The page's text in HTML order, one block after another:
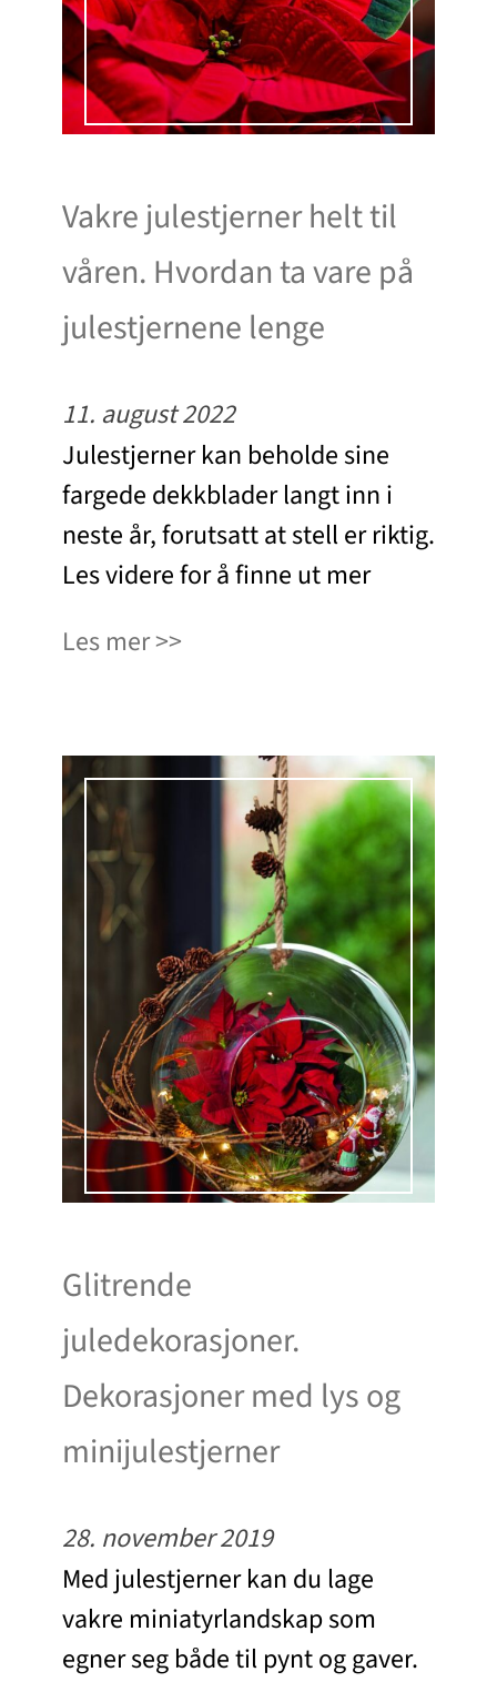
Vakre julestjerner helt til
våren. Hvordan ta vare på
julestjernene lenge
11. august 2022
Julestjerner kan beholde sine
fargede dekkblader langt inn i
neste år, forutsatt at stell er riktig.
Les videre for å finne ut mer
Les mer
Glitrende
juledekorasjoner.
Dekorasjoner med lys og
minijulestjerner
28. november 2019
Med julestjerner kan du lage
vakre miniatyrlandskap som
egner seg både til pynt og gaver.